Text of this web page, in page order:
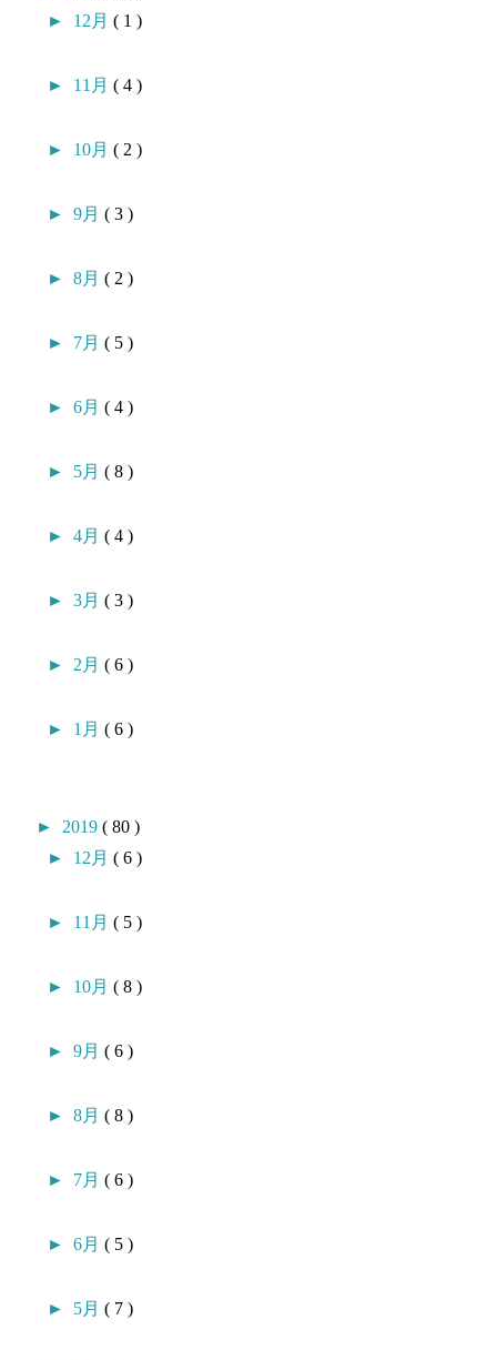
► 12月( 1 )
► 11月( 4 )
► 10月( 2 )
►9月( 3 )
►8月( 2 )
► 7月( 5 )
►6月( 4 )
► 5月( 8 )
►4月( 4 )
►3月( 3 )
► 2月( 6 )
► 1月( 6 )
► 2019( 80 )
► 12月( 6 )
► 11月( 5 )
► 10月( 8 )
►9月( 6 )
►8月( 8 )
► 7月( 6 )
►6月( 5 )
► 5月( 7 )